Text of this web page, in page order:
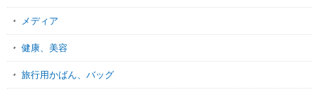
メディア
健康、美容
旅行用かばん、バッグ